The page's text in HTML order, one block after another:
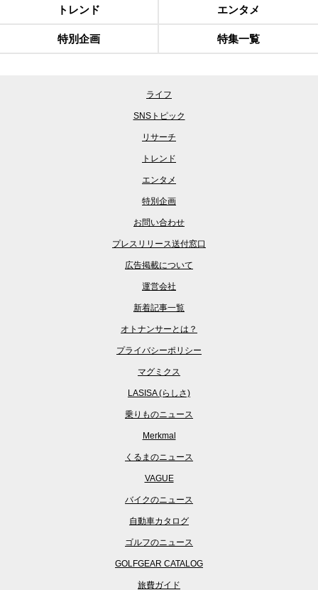
トレンド エンタメ
特別企画 特集一覧
ライフ
SNSトピック
リサーチ
トレンド
エンタメ
特別企画
お問い合わせ
プレスリリース送付窓口
広告掲載について
運営会社
新着記事一覧
オトナンサーとは？
プライバシーポリシー
マグミクス
LASISA (らしさ)
乗りものニュース
Merkmal
くるまのニュース
VAGUE
バイクのニュース
自動車カタログ
ゴルフのニュース
GOLFGEAR CATALOG
旅費ガイド